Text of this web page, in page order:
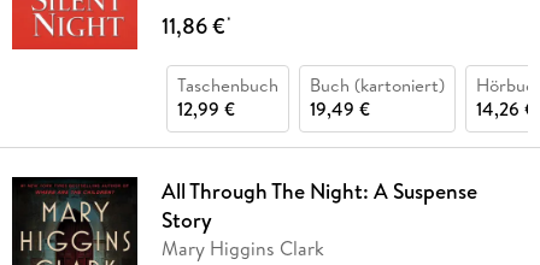
11,86 €*
Taschenbuch
12,99 €
Buch (kartoniert)
19,49 €
14,26 €
All Through The Night: A Suspense
Story
Mary Higgins Clark